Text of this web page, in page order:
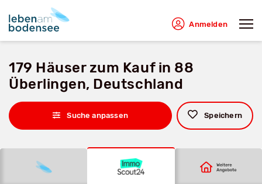
Anmelden
179 Häuser zum Kauf in 88
Überlingen, Deutschland
Suche anpassen Speichern